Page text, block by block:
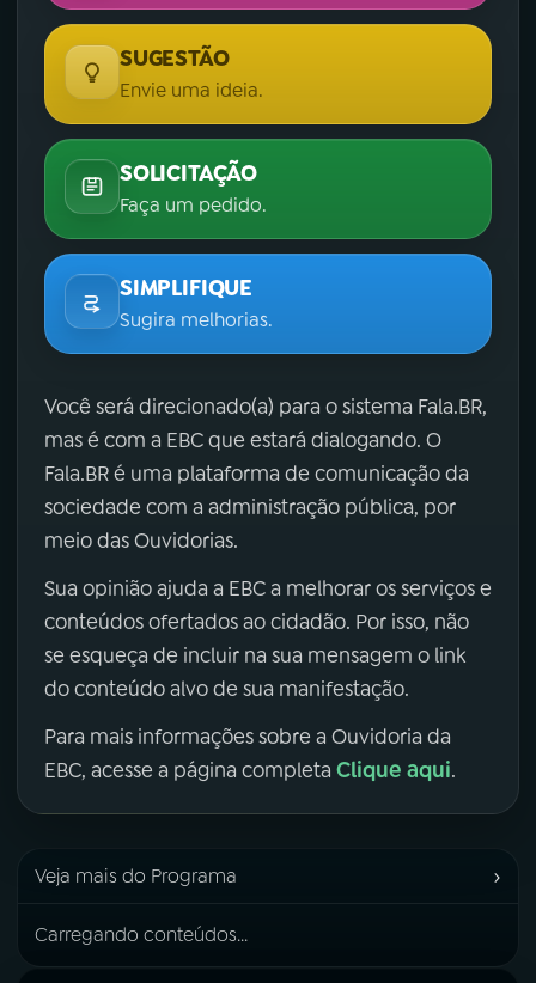
SUGESTÃO
Envie uma ideia.
SOLICITAÇÃO
Faça um pedido.
SIMPLIFIQUE
Sugira melhorias.
Você será direcionado(a) para o sistema Fala.BR,
mas é com a EBC que estará dialogando. O
Fala.BR é uma plataforma de comunicação da
sociedade com a administração pública, por
meio das Ouvidorias.
Sua opinião ajuda a EBC a melhorar os serviços e
conteúdos ofertados ao cidadão. Por isso, não
se esqueça de incluir na sua mensagem o link
do conteúdo alvo de sua manifestação.
Para mais informações sobre a Ouvidoria da
EBC, acesse a página completa Clique aqui.
Veja mais do Programa ›
Carregando conteúdos...